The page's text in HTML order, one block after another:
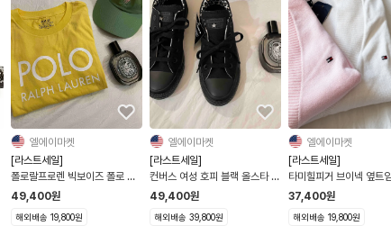
엘에이마켓
[라스트세일]
폴로랄프로렌 빅보이즈 폴로 로
고 반팔 티셔츠
49,400원
해외배송 19,800원
엘에이마켓
[라스트세일]
컨버스 여성 호피 블랙 올스타 스
니커즈 운동화
49,400원
해외배송 39,800원
엘에이마켓
[라스트세일]
타미힐피거 브이넥 옆트
긴팔니트
37,400원
해외배송 19,800원